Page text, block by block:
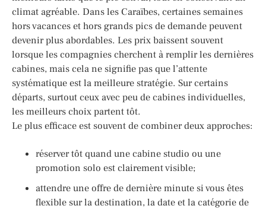
climat agréable. Dans les Caraïbes, certaines semaines
hors vacances et hors grands pics de demande peuvent
devenir plus abordables. Les prix baissent souvent
lorsque les compagnies cherchent à remplir les dernières
cabines, mais cela ne signifie pas que l’attente
systématique est la meilleure stratégie. Sur certains
départs, surtout ceux avec peu de cabines individuelles,
les meilleurs choix partent tôt.
Le plus efficace est souvent de combiner deux approches:
réserver tôt quand une cabine studio ou une
promotion solo est clairement visible;
attendre une offre de dernière minute si vous êtes
flexible sur la destination, la date et la catégorie de